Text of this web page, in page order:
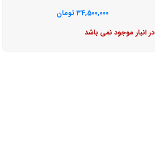
34,500,000 تومان
در انبار موجود نمی باشد